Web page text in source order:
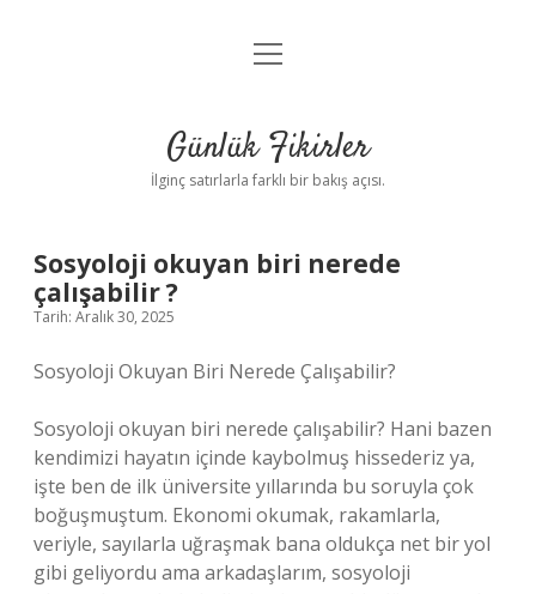
Anasayfa
Yasal Uyarı
menüyü
Günlük Fikirler
İlginç satırlarla farklı bir bakış açısı.
Sosyoloji okuyan biri nerede
çalışabilir ?
Tarih: Aralık 30, 2025
Sosyoloji Okuyan Biri Nerede Çalışabilir?
Sosyoloji okuyan biri nerede çalışabilir? Hani bazen
kendimizi hayatın içinde kaybolmuş hissederiz ya,
işte ben de ilk üniversite yıllarında bu soruyla çok
boğuşmuştum. Ekonomi okumak, rakamlarla,
veriyle, sayılarla uğraşmak bana oldukça net bir yol
gibi geliyordu ama arkadaşlarım, sosyoloji